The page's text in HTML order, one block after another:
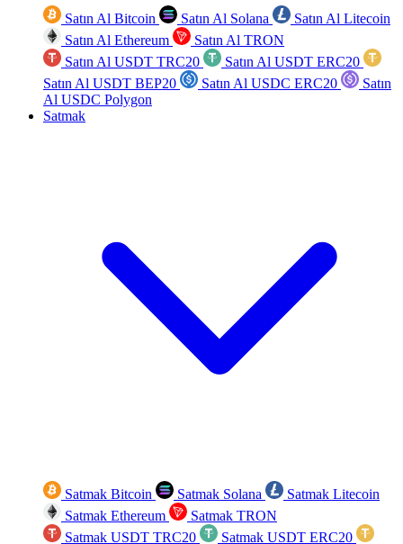
Satın Al Bitcoin Satın Al Solana
Satın Al Litecoin
Satın Al Ethereum
Satın Al TRON
Satın Al USDT TRC20
Satın Al USDT ERC20
Satın Al USDT BEP20
Satın Al USDC ERC20
Satın
Al USDC Polygon
Satmak
Satmak Bitcoin Satmak Solana
Satmak Litecoin
Satmak Ethereum
Satmak TRON
Satmak USDT TRC20
Satmak USDT ERC20